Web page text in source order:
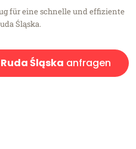
für eine schnelle und effiziente
Śląska.
Śląska anfragen